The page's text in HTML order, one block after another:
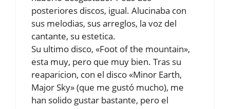
posteriores discos, igual. Alucinaba con
sus melodias, sus arreglos, la voz del
cantante, su estetica.
Su ultimo disco, «Foot of the mountain»,
esta muy, pero que muy bien. Tras su
reaparicion, con el disco «Minor Earth,
Major Sky» (que me gustó mucho), me
han solido gustar bastante, pero el